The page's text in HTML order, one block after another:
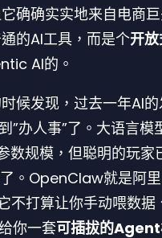
确确实实地来自电商
的AI工具，而是个开
AI的。
候发现，过去一年AI
”办人事”了。大语言模
数规模，但聪明的玩家
了。OpenClaw就是阿
不打算让你手动喂数据
你一套可插拔的Agent